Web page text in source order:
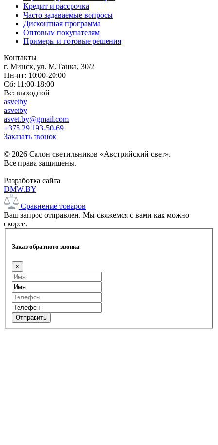
Кредит и рассрочка
Часто задаваемые вопросы
Дисконтная программа
Оптовым покупателям
Примеры и готовые решения
Контакты
г. Минск, ул. М.Танка, 30/2
Пн-пт: 10:00-20:00
Сб: 11:00-18:00
Вс: выходной
asvetby
asvetby
asvet.by@gmail.com
+375 29 193-50-69
Заказать звонок
© 2026 Салон светильников «Австрийский свет».
Все права защищены.
Разработка сайта
DMW.BY
Сравнение товаров
Ваш запрос отправлен. Мы свяжемся с вами как можно
скорее.
Заказ обратного звонка
×
Отправить